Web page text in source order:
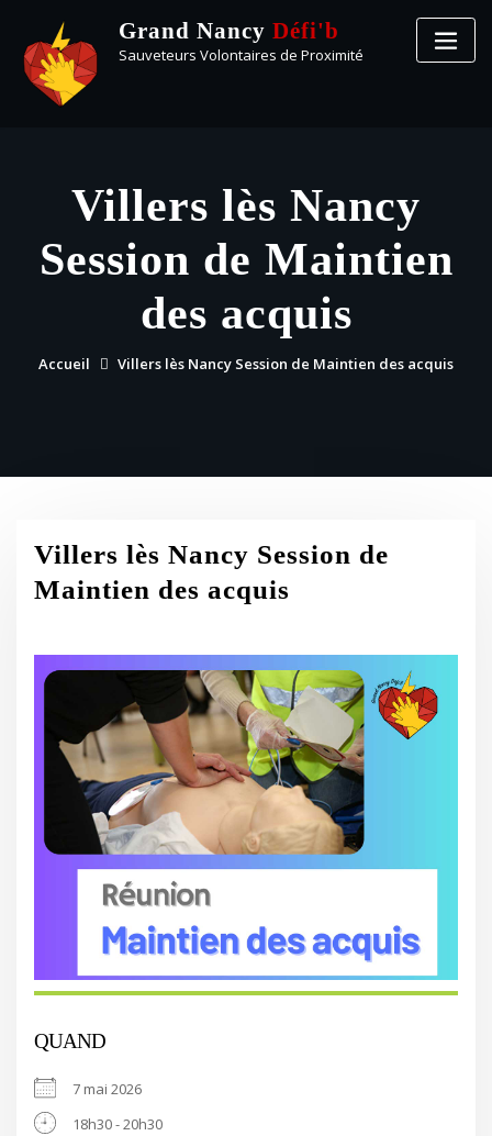
Grand Nancy Défi'b
Sauveteurs Volontaires de Proximité
Villers lès Nancy
Session de Maintien
des acquis
Accueil Villers lès Nancy Session de Maintien des acquis
Villers lès Nancy Session de
Maintien des acquis
QUAND
7 mai 2026
18h30 - 20h30